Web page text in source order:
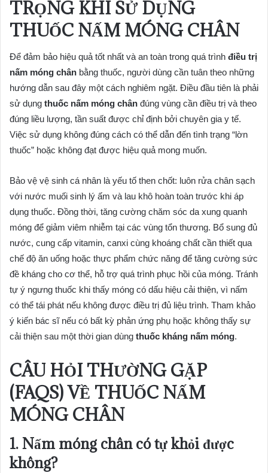
TRỌNG KHI SỬ DỤNG
THUỐC NẤM MÓNG CHÂN
Để đảm bảo hiệu quả tốt nhất và an toàn trong quá trình điều trị
nấm móng chân bằng thuốc, người dùng cần tuân theo những
hướng dẫn sau đây một cách nghiêm ngặt. Điều đầu tiên là phải
sử dụng thuốc nấm móng chân đúng vùng cần điều trị và theo
đúng liều lượng, tần suất được chỉ định bởi chuyên gia y tế.
Việc sử dụng không đúng cách có thể dẫn đến tình trạng “lờn
thuốc” hoặc không đạt được hiệu quả mong muốn.
Bảo vệ vệ sinh cá nhân là yếu tố then chốt: luôn rửa chân sạch
với nước muối sinh lý ấm và lau khô hoàn toàn trước khi áp
dụng thuốc. Đồng thời, tăng cường chăm sóc da xung quanh
móng để giảm viêm nhiễm tại các vùng tổn thương. Bổ sung đủ
nước, cung cấp vitamin, canxi cùng khoáng chất cần thiết qua
chế độ ăn uống hoặc thực phẩm chức năng để tăng cường sức
đề kháng cho cơ thể, hỗ trợ quá trình phục hồi của móng. Tránh
tự ý ngưng thuốc khi thấy móng có dấu hiệu cải thiện, vì nấm
có thể tái phát nếu không được điều trị đủ liệu trình. Tham khảo
ý kiến bác sĩ nếu có bất kỳ phản ứng phụ hoặc không thấy sự
cải thiện sau một thời gian dùng thuốc kháng nấm móng.
CÂU HỎI THƯỜNG GẶP
(FAQS) VỀ THUỐC NẤM
MÓNG CHÂN
1. Nấm móng chân có tự khỏi được
không?